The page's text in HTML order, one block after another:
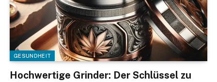
GESUNDHEIT
Hochwertige Grinder: Der Schlüssel zu